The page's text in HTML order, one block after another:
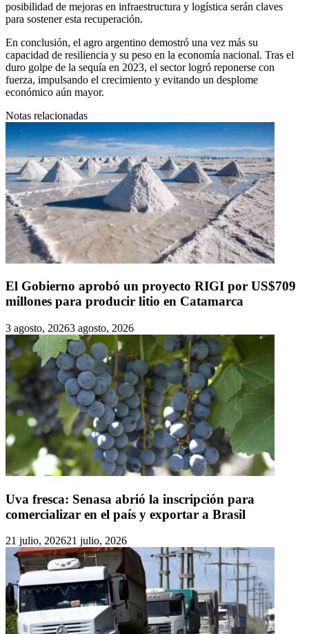
posibilidad de mejoras en infraestructura y logística serán claves
para sostener esta recuperación.
En conclusión, el agro argentino demostró una vez más su
capacidad de resiliencia y su peso en la economía nacional. Tras el
duro golpe de la sequía en 2023, el sector logró reponerse con
fuerza, impulsando el crecimiento y evitando un desplome
económico aún mayor.
Notas relacionadas
El Gobierno aprobó un proyecto RIGI por US$709
millones para producir litio en Catamarca
3 agosto, 20263 agosto, 2026
Uva fresca: Senasa abrió la inscripción para
comercializar en el país y exportar a Brasil
21 julio, 202621 julio, 2026